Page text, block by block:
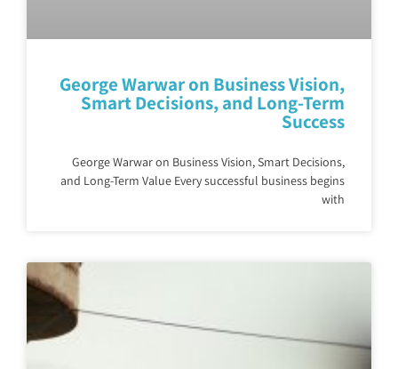
George Warwar on Business Vision,
Smart Decisions, and Long-Term
Success
George Warwar on Business Vision, Smart Decisions,
and Long-Term Value Every successful business begins
with